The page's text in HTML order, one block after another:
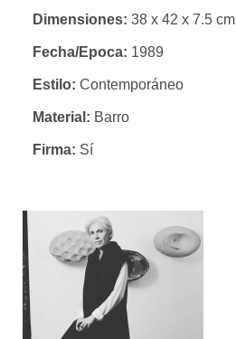
Dimensiones: 38 x 42 x 7.5 cm
Fecha/Epoca: 1989
Estilo: Contemporáneo
Material: Barro
Firma: Sí